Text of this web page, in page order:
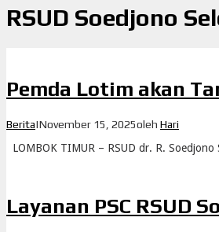
RSUD Soedjono
Pemda Lotim akan
Berita|November 15, 2025oleh Hari
LOMBOK TIMUR – RSUD dr. R.
Layanan PSC RSUD